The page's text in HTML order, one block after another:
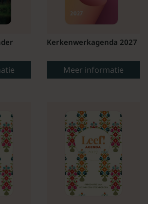
Kerkenwerkagenda 2027
Meer informatie